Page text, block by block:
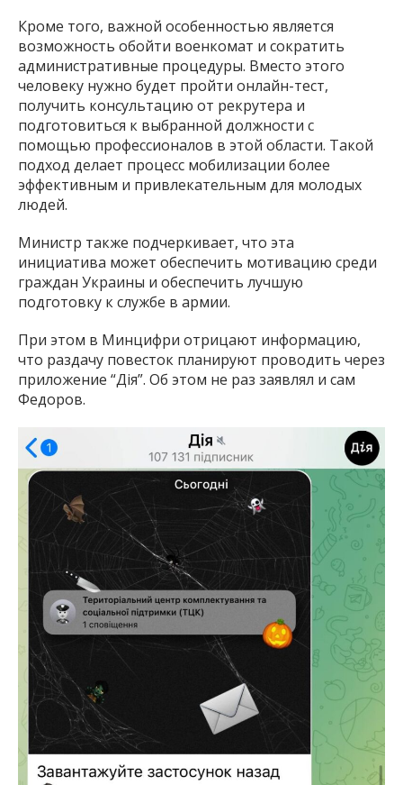
Кроме того, важной особенностью является
возможность обойти военкомат и сократить
административные процедуры. Вместо этого
человеку нужно будет пройти онлайн-тест,
получить консультацию от рекрутера и
подготовиться к выбранной должности с
помощью профессионалов в этой области. Такой
подход делает процесс мобилизации более
эффективным и привлекательным для молодых
людей.
Министр также подчеркивает, что эта
инициатива может обеспечить мотивацию среди
граждан Украины и обеспечить лучшую
подготовку к службе в армии.
При этом в Минцифри отрицают информацию,
что раздачу повесток планируют проводить через
приложение “Дія”. Об этом не раз заявлял и сам
Федоров.